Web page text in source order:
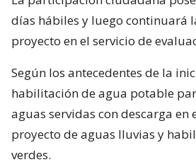
días hábiles y luego continuará
proyecto en el servicio de
Según los antecedentes de la
habilitación de agua potable
aguas servidas con descarga en
proyecto de aguas lluvias y
verdes.